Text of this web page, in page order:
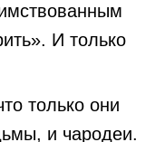
И только
только они
и чародеи.